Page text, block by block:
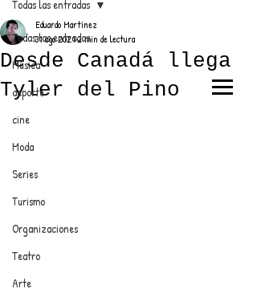
ANUNCIATE CON NOSOTROS
PARA MÁS INFORMACIÓN:
EL TRENDY TOP
CON EDDY MARTINEZ
Todas las entradas
Música
deporte
cine
Moda
Series
Turismo
Organizaciones
Teatro
Arte
Todas las entradas
Desde Canadá llega
Tyler del Pino
Eduardo Martínez
31 ago 20212 min de lectura